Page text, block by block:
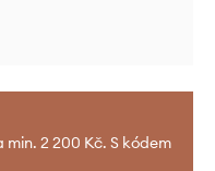
min. 2 200 Kč. S kódem